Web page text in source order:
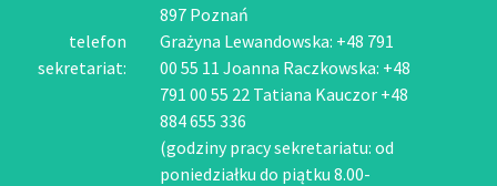
897 Poznań
telefon
sekretariat:
Grażyna Lewandowska: +48 791
00 55 11 Joanna Raczkowska: +48
791 00 55 22 Tatiana Kauczor +48
884 655 336
(godziny pracy sekretariatu: od
poniedziałku do piątku 8.00-